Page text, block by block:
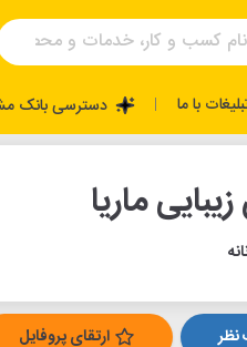
با ما | دسترسی بانک
ماریا
نظر ارتقای پروفایل